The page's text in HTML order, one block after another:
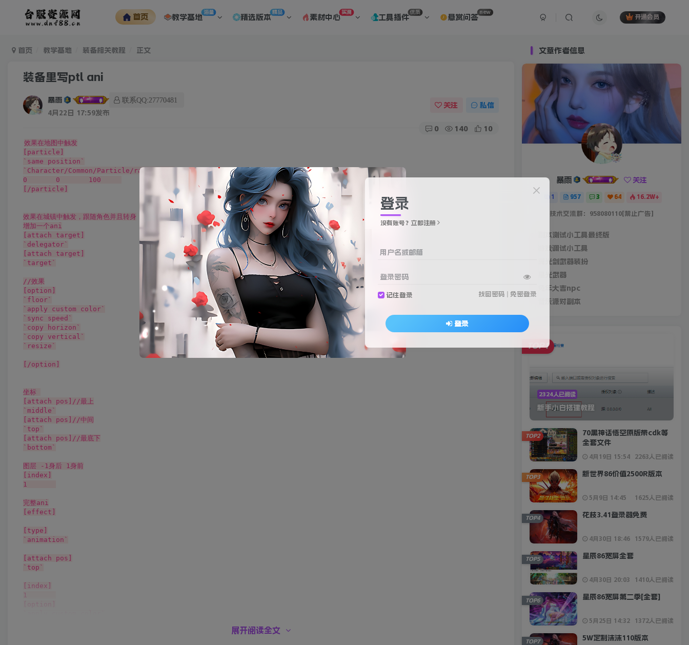
首页 教学基地
海量
精选版本
精品
素材中心
实测
工具插件
优质
悬赏问答
new
开通会员
首页 教学基地 装备相关教程 正文
装备里写ptl ani
暴雨
联系QQ:27770481
4月22日 17:59发布
关注 私信
0 140
10
效果在地图中触发
[particle]
`same position`
`Character/Common/Particle/rare5.ptl`
0	0	100
[/particle]
效果在城镇中触发，跟随角色并且转身
增加一个ani
[attach target]
`delegator`
[attach target]
`target`
//效果
[option]
`floor`
`apply custom color`
`sync speed`
`copy horizon`
`copy vertical`
`resize`
[/option]
坐标
[attach pos]//最上
`middle`
[attach pos]//中间
`top`
[attach pos]//最底下
`bottom`
图层 -1身后 1身前
[index]
1
完整ani
[effect]
[type]
`animation`
[attach pos]
`top`
[index]
1
展开阅读全文
文章作者信息
暴雨 关注
1 957 3 64 16.2W+
技术交流群：958080110[禁止广告]
副本测试小工具最终版
游戏调试小工具
翼光剑武器装扮
星光武器
兔年大吉npc
音乐派对副本
2324人已阅读
新手小白搭建教程
TOP1
70黑神话悟空原版带cdk等
全套文件
4月19日 15:54 2263人已阅读
TOP2
新世界86价值2500R版本
5月9日 14:45 1625人已阅读
TOP3
花枝3.41登录器免费
4月30日 18:46 1579人已阅读
TOP4
星辰86宽屏全套
4月30日 20:03 1410人已阅读
TOP5
星辰86宽屏第二季[全套]
5月25日 14:32 1372人已阅读
TOP6
5W定制沫沫110版本
TOP7
登录
没有账号？立即注册
用户名或邮箱
登录密码
记住登录 找回密码 免密登录
登录